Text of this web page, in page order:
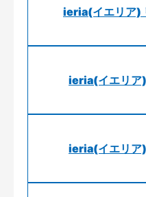
ieria(イエリア)
ieria(イエリア
ieria(イエリア